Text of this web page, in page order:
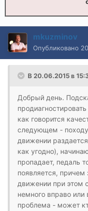
mkuzminov
Опубликовано
В 20.06.2015 в
Добрый день.
как говорится
следующем -
движении
как угодно),
пропадает, педаль
появляется,
движении при этом
немного вправо или
проблема - может